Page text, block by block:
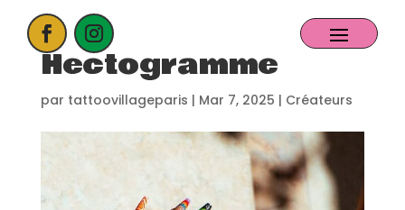
ACCUEIL
PROCHAIN EVENT
CANDIDATER
Hectogramme
par tattoovillageparis | Mar 7, 2025 | Créateurs